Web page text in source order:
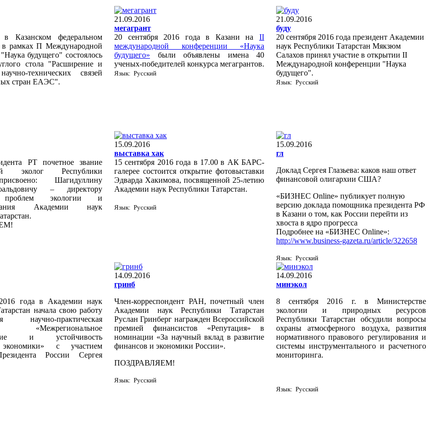
в Казанском федеральном
в рамках П Международной
будущего" состоялось
стола "Расширение и
технических связей
стран ЕАЭС".
21.09.2016
мегагрант
20 сентября 2016 года в Казани на II
международной конференции «Наука
будущего» были объявлены имена 40
ученых-победителей конкурса мегагрантов.
Язык: Русский
21.09.2016
буду
20 сентября 2016 года президент Академии
наук Республики Татарстан Мякзюм
Салахов принял участие в открытии II
Международной конференции "Наука
будущего".
Язык: Русский
РТ почетное звание
эколог Республики
Шагидуллину
– директору
проблем экологии и
Академии наук
15.09.2016
выставка хак
15 сентября 2016 года в 17.00 в АК БАРС-
галерее состоится открытие фотовыставки
Эдварда Хакимова, посвященной 25-летию
Академии наук Республики Татарстан.
Язык: Русский
15.09.2016
гл
Доклад Сергея Глазьева: каков наш ответ
финансовой олигархии США?
«БИЗНЕС Online» публикует полную
версию доклада помощника президента РФ
в Казани о том, как России перейти из
хвоста в ядро прогресса
Подробнее на «БИЗНЕС Online»:
http://www.business-gazeta.ru/article/322658
Язык: Русский
года в Академии наук
начала свою работу
научно-практическая
«Межрегиональное
и устойчивость
экономики» с участием
России Сергея
14.09.2016
гринб
Член-корреспондент РАН, почетный член
Академии наук Республики Татарстан
Руслан Гринберг награжден Всероссийской
премией финансистов «Репутация» в
номинации «За научный вклад в развитие
финансов и экономики России».
ПОЗДРАВЛЯЕМ!
Язык: Русский
14.09.2016
минэкол
8 сентября 2016 г. в Министерстве
экологии и природных ресурсов
Республики Татарстан обсудили вопросы
охраны атмосферного воздуха, развития
нормативного правового регулирования и
системы инструментального и расчетного
мониторинга.
Язык: Русский